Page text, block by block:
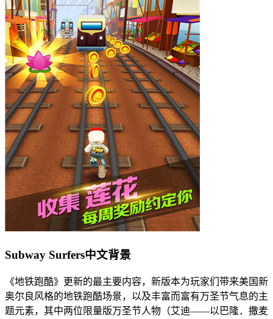
Subway Surfers中文背景
《地铁跑酷》更新的最主要内容，新版本为玩家们带来美国新
奥尔良风格的地铁跑酷场景，以及丰富而富有万圣节气息的主
题元素，其中两位限量版万圣节人物（艾迪——以巴隆．撒麦